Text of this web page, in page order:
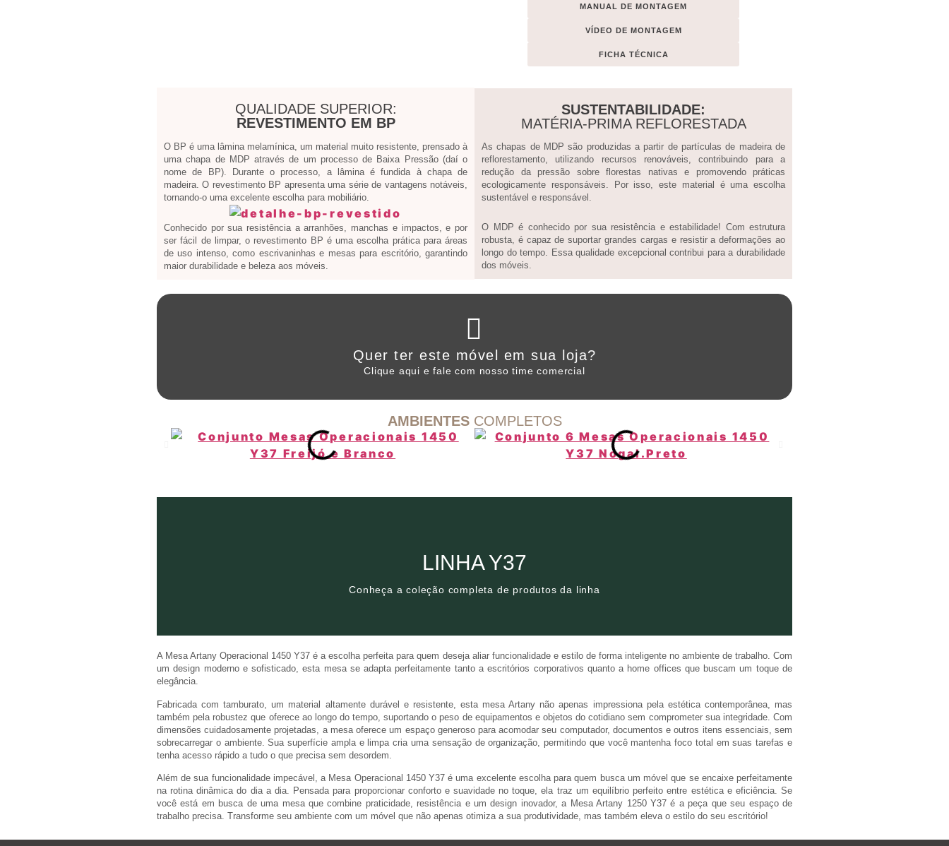
MANUAL DE MONTAGEM
VÍDEO DE MONTAGEM
FICHA TÉCNICA
QUALIDADE SUPERIOR:
REVESTIMENTO EM BP
O BP é uma lâmina melamínica, um material muito resistente, prensado à
uma chapa de MDP através de um processo de Baixa Pressão (daí o
nome de BP). Durante o processo, a lâmina é fundida à chapa de
madeira. O revestimento BP apresenta uma série de vantagens notáveis,
tornando-o uma excelente escolha para mobiliário.
Conhecido por sua resistência a arranhões, manchas e impactos, e por
ser fácil de limpar, o revestimento BP é uma escolha prática para áreas
de uso intenso, como escrivaninhas e mesas para escritório, garantindo
maior durabilidade e beleza aos móveis.
SUSTENTABILIDADE:
MATÉRIA-PRIMA REFLORESTADA
As chapas de MDP são produzidas a partir de partículas de madeira de
reflorestamento, utilizando recursos renováveis, contribuindo para a
redução da pressão sobre florestas nativas e promovendo práticas
ecologicamente responsáveis. Por isso, este material é uma escolha
sustentável e responsável.
O MDP é conhecido por sua resistência e estabilidade! Com estrutura
robusta, é capaz de suportar grandes cargas e resistir a deformações ao
longo do tempo. Essa qualidade excepcional contribui para a durabilidade
dos móveis.
Quer ter este móvel em sua loja?
Clique aqui e fale com nosso time comercial
WHATSAPP ARTANY
Clique aqui
AMBIENTESCOMPLETOS
LINHA Y37
Conheça a coleção completa de produtos da linha
LINHA Y37
Conheça a coleção completa de produtos da linha
A Mesa Artany Operacional 1450 Y37 é a escolha perfeita para quem deseja aliar funcionalidade e estilo de forma inteligente no ambiente de trabalho. Com
um design moderno e sofisticado, esta mesa se adapta perfeitamente tanto a escritórios corporativos quanto a home offices que buscam um toque de
elegância.
Fabricada com tamburato, um material altamente durável e resistente, esta mesa Artany não apenas impressiona pela estética contemporânea, mas
também pela robustez que oferece ao longo do tempo, suportando o peso de equipamentos e objetos do cotidiano sem comprometer sua integridade. Com
dimensões cuidadosamente projetadas, a mesa oferece um espaço generoso para acomodar seu computador, documentos e outros itens essenciais, sem
sobrecarregar o ambiente. Sua superfície ampla e limpa cria uma sensação de organização, permitindo que você mantenha foco total em suas tarefas e
tenha acesso rápido a tudo o que precisa sem desordem.
Além de sua funcionalidade impecável, a Mesa Operacional 1450 Y37 é uma excelente escolha para quem busca um móvel que se encaixe perfeitamente
na rotina dinâmica do dia a dia. Pensada para proporcionar conforto e suavidade no toque, ela traz um equilíbrio perfeito entre estética e eficiência. Se
você está em busca de uma mesa que combine praticidade, resistência e um design inovador, a Mesa Artany 1250 Y37 é a peça que seu espaço de
trabalho precisa. Transforme seu ambiente com um móvel que não apenas otimiza a sua produtividade, mas também eleva o estilo do seu escritório!